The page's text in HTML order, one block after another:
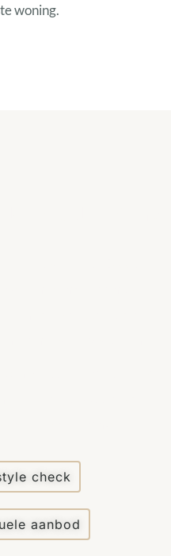
woning.
check
aanbod